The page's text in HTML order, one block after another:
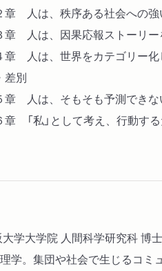
章 人は、秩序ある社会への
章 人は、因果応報ストーリー
章 人は、世界をカテゴリー
差別
章 人は、そもそも予測でき
章 「私」として考え、行動す
大学院 人間科学研究科 博士
学。集団や社会で生じるコミ